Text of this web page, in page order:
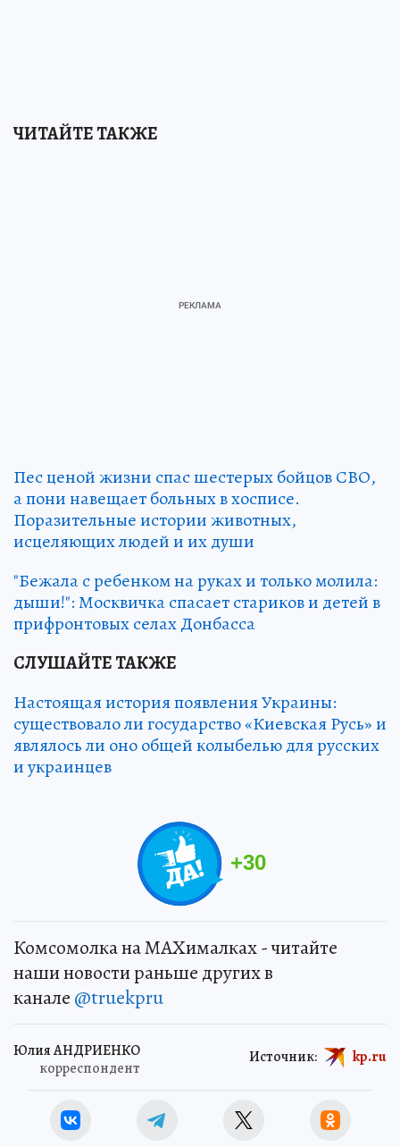
ЧИТАЙТЕ ТАКЖЕ
Пес ценой жизни спас шестерых бойцов СВО,
а пони навещает больных в хосписе.
Поразительные истории животных,
исцеляющих людей и их души
"Бежала с ребенком на руках и только молила:
дыши!": Москвичка спасает стариков и детей в
прифронтовых селах Донбасса
СЛУШАЙТЕ ТАКЖЕ
Настоящая история появления Украины:
существовало ли государство «Киевская Русь» и
являлось ли оно общей колыбелью для русских
и украинцев
+30
Комсомолка на MAXималках - читайте
наши новости раньше других в
канале @truekpru
Юлия АНДРИЕНКО
корреспондент
Источник: kp.ru